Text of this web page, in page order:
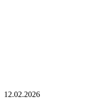
12.02.2026